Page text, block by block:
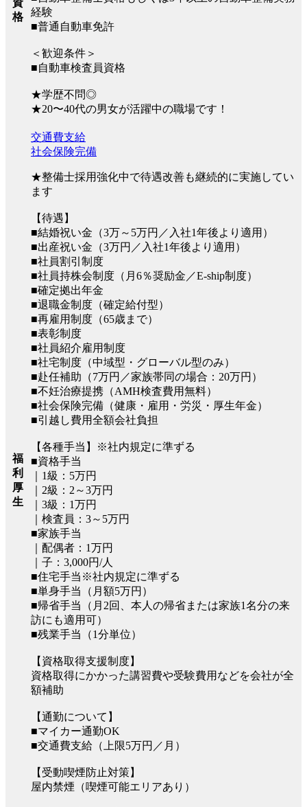
資
格
経験
■普通自動車免許
＜歓迎条件＞
■自動車検査員資格
★学歴不問◎
★20〜40代の男女が活躍中の職場です！
福
利
厚
生
交通費支給
社会保険完備
★整備士採用強化中で待遇改善も継続的に実施してい
ます
【待遇】
■結婚祝い金（3万～5万円／入社1年後より適用）
■出産祝い金（3万円／入社1年後より適用）
■社員割引制度
■社員持株会制度（月6％奨励金／E-ship制度）
■確定拠出年金
■退職金制度（確定給付型）
■再雇用制度（65歳まで）
■表彰制度
■社員紹介雇用制度
■社宅制度（中域型・グローバル型のみ）
■赴任補助（7万円／家族帯同の場合：20万円）
■不妊治療提携（AMH検査費用無料）
■社会保険完備（健康・雇用・労災・厚生年金）
■引越し費用全額会社負担
【各種手当】※社内規定に準ずる
■資格手当
｜1級：5万円
｜2級：2～3万円
｜3級：1万円
｜検査員：3～5万円
■家族手当
｜配偶者：1万円
｜子：3,000円/人
■住宅手当※社内規定に準ずる
■単身手当（月額5万円）
■帰省手当（月2回、本人の帰省または家族1名分の来
訪にも適用可）
■残業手当（1分単位）
【資格取得支援制度】
資格取得にかかった講習費や受験費用などを会社が全
額補助
【通勤について】
■マイカー通勤OK
■交通費支給（上限5万円／月）
【受動喫煙防止対策】
屋内禁煙（喫煙可能エリアあり）